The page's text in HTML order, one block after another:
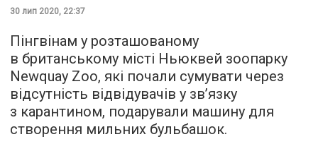
30 лип 2020, 22:37
Пінгвінам у розташованому
в британському місті Ньюквей зоопарку
Newquay Zoo, які почали сумувати через
відсутність відвідувачів у зв’язку
з карантином, подарували машину для
створення мильних бульбашок.